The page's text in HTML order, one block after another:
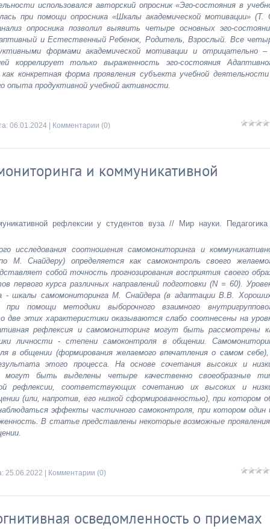
использовался авторский опросник «Эго-состояния в
при помощи опросника «Шкалы академической мотивации» (Т.
опросника позволил выявить четыре основных эго-
и Естественный Ребенок, Родитель, Взрослый. Все
формами академической мотивации и отрицательно
коррелирует только выраженность эго-состояния
конкретная форма проявления субъекта учебной
опыта продуктивной учебной активности.
06.01.2024 Комментарии (0)
и коммуникативной
рефлексии у студентов вуза // Мир науки.
исследования соотношения самомониторинга и
М. Снайдеру) определяется как самоконтроль своего
собой точность прогнозирования восприятия своего
первого курса различных направлений подготовки (N = 60).
- шкалы самомониторинга М. Снайдера (в адаптации В.В.
при помощи методики выборочного взаимного
две этих характеристики оказываются слабо соотнесены на
рефлексия и самомониторинг могут быть рассмотрены
личности - степени самоконтроля в общении.
в общении (формирования желаемого впечатления о самом
этого процесса. На основе сочетания высоких и
могут быть выделены четыре качественно своеобразные
рефлексии, соответствующих сочетанию их высоких и
(или, напротив, его низкой сформированностью), при котором
эффекты частичного самоконтроля, при котором один
В статье представлены некоторые возможные
25.06.2022 Комментарии (0)
осведомленность о приемах